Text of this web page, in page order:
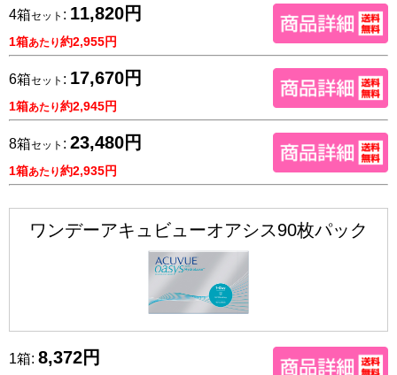
4箱セット : 11,820円
1箱あたり約2,955円
6箱セット : 17,670円
1箱あたり約2,945円
8箱セット : 23,480円
1箱あたり約2,935円
ワンデーアキュビューオアシス90枚パック
1箱: 8,372円